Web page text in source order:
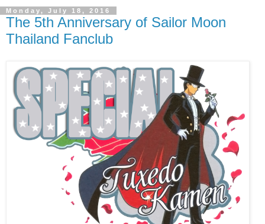
Monday, July 18, 2016
The 5th Anniversary of Sailor Moon
Thailand Fanclub